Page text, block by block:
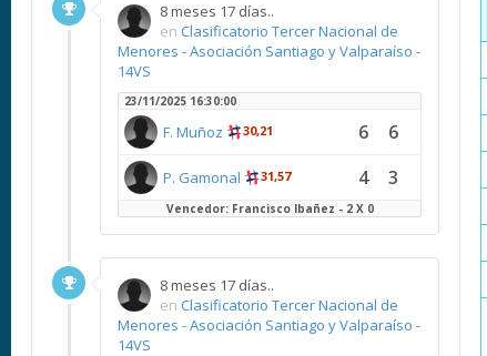
8 meses 17 días..
en Clasificatorio Tercer Nacional de
Menores - Asociación Santiago y Valparaíso -
14VS
23/11/2025 16:30:00
F. Muñoz 30,21 6 6
P. Gamonal 31,57 4 3
Vencedor: Francisco Ibañez - 2 X 0
8 meses 17 días..
en Clasificatorio Tercer Nacional de
Menores - Asociación Santiago y Valparaíso -
14VS